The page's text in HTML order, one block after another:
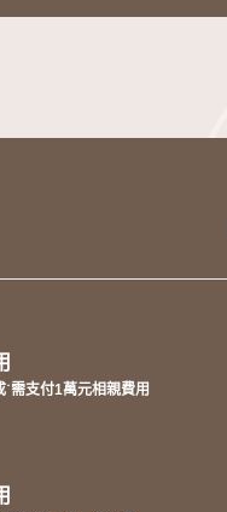
˙需支付1萬元相親費用